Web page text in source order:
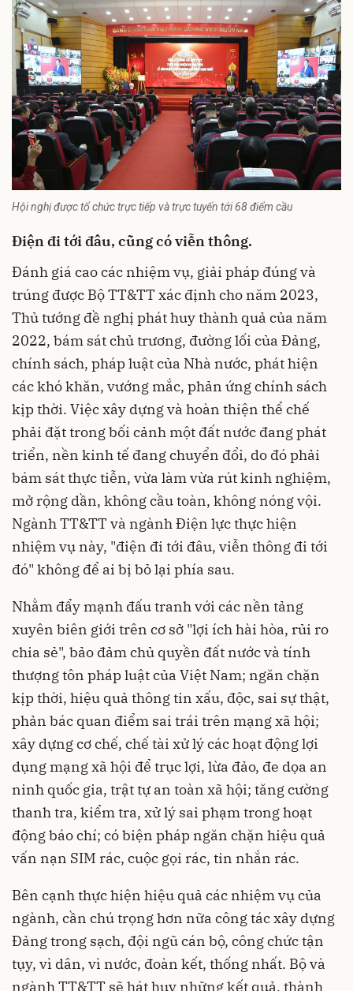
Hội nghị được tổ chức trực tiếp và trực tuyến tới 68 điểm cầu
Điện đi tới đâu, cũng có viễn thông.
Đánh giá cao các nhiệm vụ, giải pháp đúng và
trúng được Bộ TT&TT xác định cho năm 2023,
Thủ tướng đề nghị phát huy thành quả của năm
2022, bám sát chủ trương, đường lối của Đảng,
chính sách, pháp luật của Nhà nước, phát hiện
các khó khăn, vướng mắc, phản ứng chính sách
kịp thời. Việc xây dựng và hoàn thiện thể chế
phải đặt trong bối cảnh một đất nước đang phát
triển, nền kinh tế đang chuyển đổi, do đó phải
bám sát thực tiễn, vừa làm vừa rút kinh nghiệm,
mở rộng dần, không cầu toàn, không nóng vội.
Ngành TT&TT và ngành Điện lực thực hiện
nhiệm vụ này, "điện đi tới đâu, viễn thông đi tới
đó" không để ai bị bỏ lại phía sau.
Nhằm đẩy mạnh đấu tranh với các nền tảng
xuyên biên giới trên cơ sở "lợi ích hài hòa, rủi ro
chia sẻ", bảo đảm chủ quyền đất nước và tính
thượng tôn pháp luật của Việt Nam; ngăn chặn
kịp thời, hiệu quả thông tin xấu, độc, sai sự thật,
phản bác quan điểm sai trái trên mạng xã hội;
xây dựng cơ chế, chế tài xử lý các hoạt động lợi
dụng mạng xã hội để trục lợi, lừa đảo, đe dọa an
ninh quốc gia, trật tự an toàn xã hội; tăng cường
thanh tra, kiểm tra, xử lý sai phạm trong hoạt
động báo chí; có biện pháp ngăn chặn hiệu quả
vấn nạn SIM rác, cuộc gọi rác, tin nhắn rác.
Bên cạnh thực hiện hiệu quả các nhiệm vụ của
ngành, cần chú trọng hơn nữa công tác xây dựng
Đảng trong sạch, đội ngũ cán bộ, công chức tận
tụy, vì dân, vì nước, đoàn kết, thống nhất. Bộ và
ngành TT&TT sẽ hát huy những kết quả, thành